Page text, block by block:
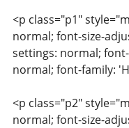
<p class="p1"
normal; font-size-
settings: normal;
normal; font-family:
<p class="p2"
normal; font-size-